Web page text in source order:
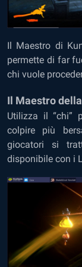
Il Maestro di
permette di far
chi vuole
Il Maestro
Utilizza il “chi”
colpire più
giocatori si
disponibile con i